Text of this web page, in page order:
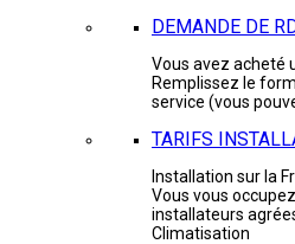
DEMANDE DE
Vous avez acheté
Remplissez le
service (vous
TARIFS
Installation sur la
Vous vous
installateurs
Climatisation